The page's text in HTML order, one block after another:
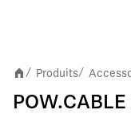
/ Produits/